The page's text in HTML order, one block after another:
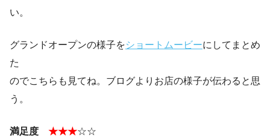
い。
グランドオープンの様子をショートムービーにしてまとめ
た
のでこちらも見てね。ブログよりお店の様子が伝わると思
う。
満足度 ★★★☆☆